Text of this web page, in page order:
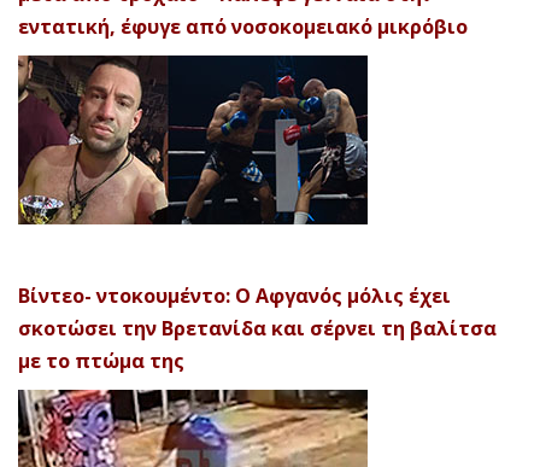
εντατική, έφυγε από νοσοκομειακό μικρόβιο
Βίντεο- ντοκουμέντο: Ο Αφγανός μόλις έχει
σκοτώσει την Βρετανίδα και σέρνει τη βαλίτσα
με το πτώμα της